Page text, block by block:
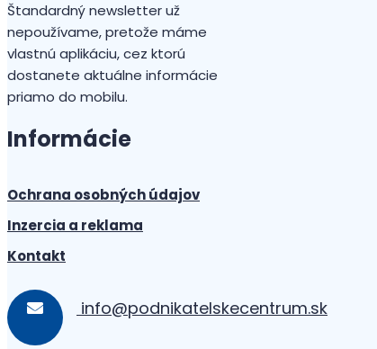
Štandardný newsletter už
nepoužívame, pretože máme
vlastnú aplikáciu, cez ktorú
dostanete aktuálne informácie
priamo do mobilu.
Informácie
Ochrana osobných údajov
Inzercia a reklama
Kontakt
info@podnikatelskecentrum.sk